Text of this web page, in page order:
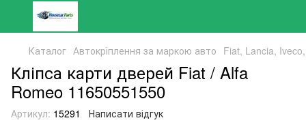
Каталог Автокріплення за маркою авто Fiat, Lancia,
Кліпса карти дверей Fiat / Alfa
Romeo 11650551550
Артикул: 15291 Написати відгук